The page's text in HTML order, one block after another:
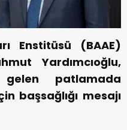
Enstitüsü (BAAE)
Yardımcıoğlu,
gelen patlamada
başsağlığı mesajı